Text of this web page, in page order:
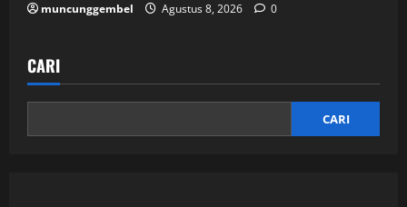
muncunggembel Agustus 8, 2026 0
CARI
CARI